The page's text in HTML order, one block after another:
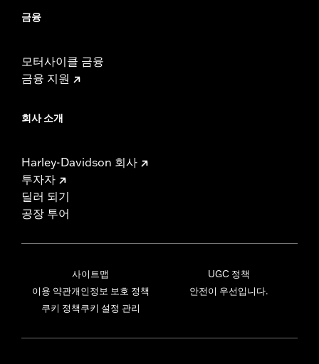
금융
모터사이클 금융
금융 지원
회사 소개
Harley-Davidson 회사
투자자
딜러 되기
공장 투어
사이트맵
이용 약관개인정보 보호 정책
쿠키 정책쿠키 설정 관리
UGC 정책
안전이 우선입니다.